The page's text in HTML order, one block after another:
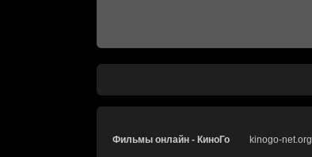
Фильмы онлайн - КиноГо kinogo-net.org